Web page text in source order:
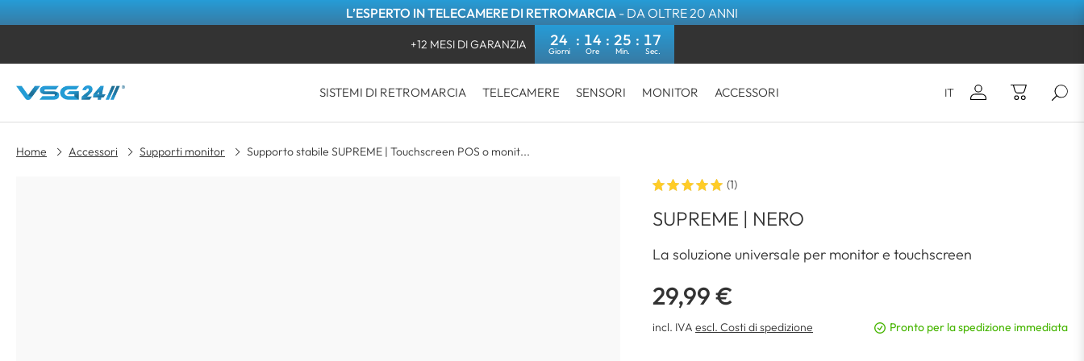
L’ESPERTO IN TELECAMERE DI RETROMARCIA - DA OLTRE 20 ANNI
+12 MESI DI GARANZIA 24 14 25 17
IT
ACCEDI
SISTEMI DI RETROMARCIA TELECAMERE SENSORI MONITOR ACCESSORI
Home Accessori Supporti monitor Supporto stabile SUPREME | Touchscreen POS o monit...
(1)
SUPREME | NERO
La soluzione universale per monitor e touchscreen
29,99 €
incl. IVA escl. Costi di spedizione Pronto per la spedizione immediata